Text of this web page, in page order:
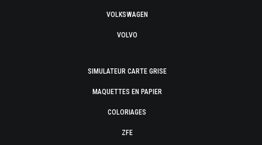
VOLKSWAGEN
VOLVO
SIMULATEUR CARTE GRISE
MAQUETTES EN PAPIER
COLORIAGES
ZFE